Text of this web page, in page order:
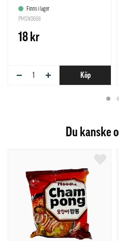
Finns i lager
PMSN0668
18 kr
− + Köp
Du kanske